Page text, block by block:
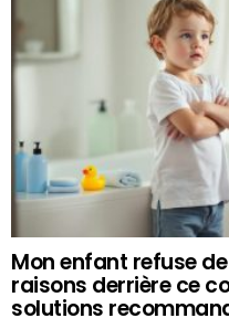
Mon enfant refuse
raisons derrière ce
solutions